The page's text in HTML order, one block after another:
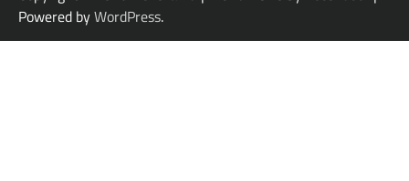
Powered byWordPress.